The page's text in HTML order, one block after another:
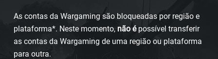
As contas da Wargaming são bloqueadas por região e
plataforma*. Neste momento, não épossível transferir
as contas da Wargaming de uma região ou plataforma
para outra.